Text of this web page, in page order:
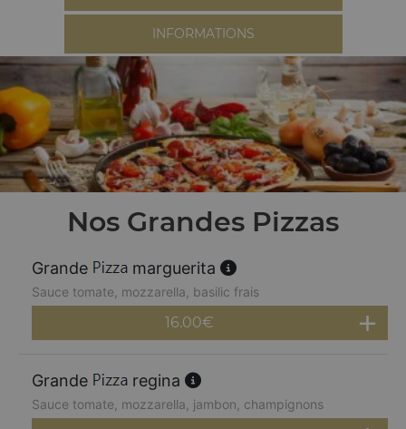
INFORMATIONS
Nos Grandes Pizzas
Grande marguerita
Sauce tomate, mozzarella, basilic frais
16.00€
Grande regina
Sauce tomate, mozzarella, jambon, champignons